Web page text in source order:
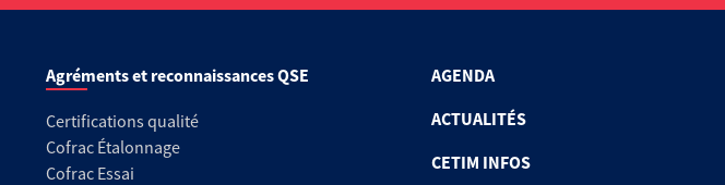
Agréments et reconnaissances QSE
Certifications qualité
Cofrac Étalonnage
Cofrac Essai
AGENDA
ACTUALITÉS
CETIM INFOS